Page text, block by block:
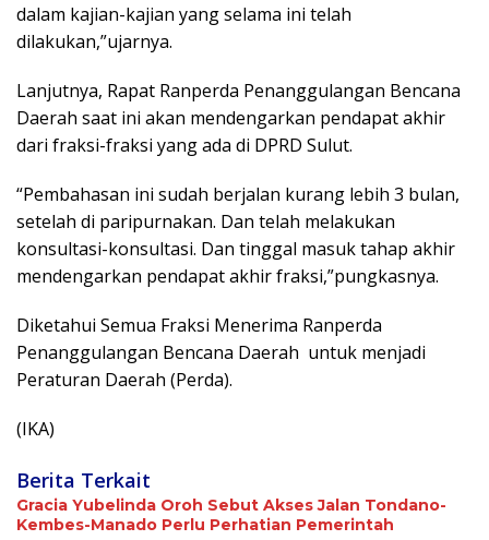
dalam kajian-kajian yang selama ini telah
dilakukan,”ujarnya.
Lanjutnya, Rapat Ranperda Penanggulangan Bencana
Daerah saat ini akan mendengarkan pendapat akhir
dari fraksi-fraksi yang ada di DPRD Sulut.
“Pembahasan ini sudah berjalan kurang lebih 3 bulan,
setelah di paripurnakan. Dan telah melakukan
konsultasi-konsultasi. Dan tinggal masuk tahap akhir
mendengarkan pendapat akhir fraksi,”pungkasnya.
Diketahui Semua Fraksi Menerima Ranperda
Penanggulangan Bencana Daerah untuk menjadi
Peraturan Daerah (Perda).
(IKA)
Berita Terkait
Gracia Yubelinda Oroh Sebut Akses Jalan Tondano-
Kembes-Manado Perlu Perhatian Pemerintah